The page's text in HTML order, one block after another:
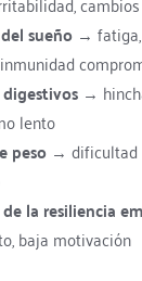
sueño → fatiga,
→
lento
peso → dificultad
la resiliencia
baja motivación